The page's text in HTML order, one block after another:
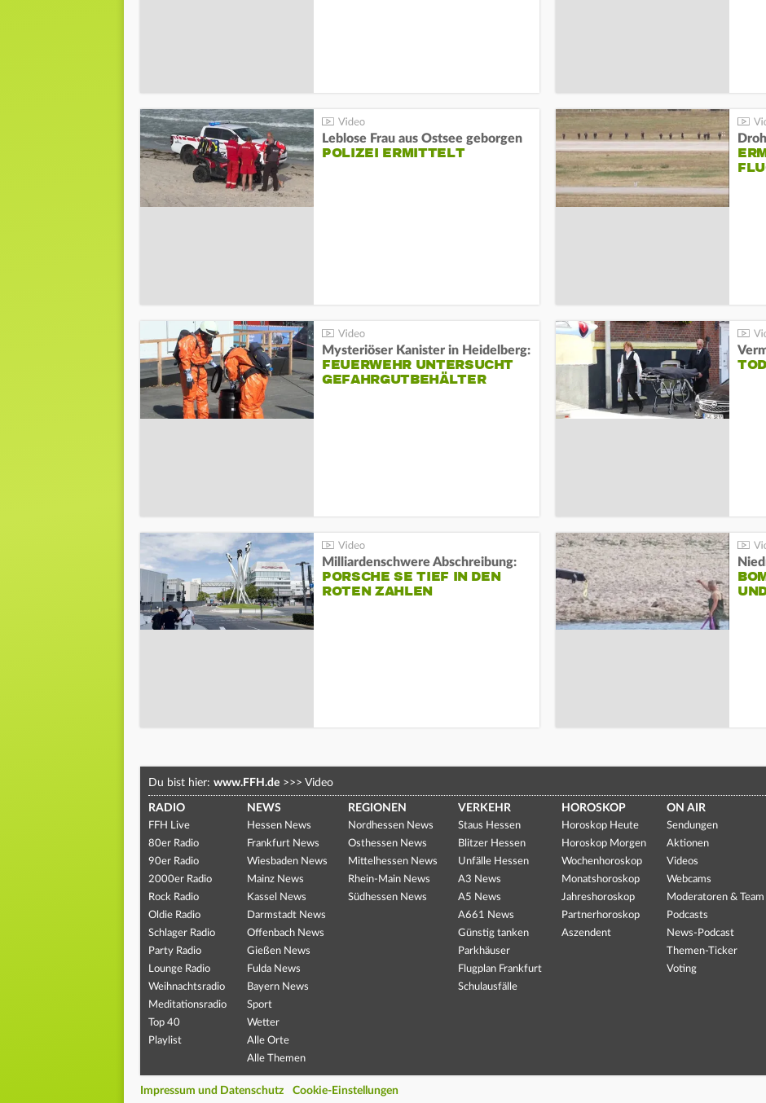
Leblose Frau aus Ostsee geborgen
POLIZEI ERMITTELT
Mysteriöser Kanister in Heidelberg:
FEUERWEHR UNTERSUCHT
GEFAHRGUTBEHÄLTER
Milliardenschwere Abschreibung:
PORSCHE SE TIEF IN DEN
ROTEN ZAHLEN
Du bist hier: www.FFH.de >>> Video
RADIO
FFH Live
80er Radio
90er Radio
2000er Radio
Rock Radio
Oldie Radio
Schlager Radio
Party Radio
Lounge Radio
Weihnachtsradio
Meditationsradio
Top 40
Playlist
NEWS
Hessen News
Frankfurt News
Wiesbaden News
Mainz News
Kassel News
Darmstadt News
Offenbach News
Gießen News
Fulda News
Bayern News
Sport
Wetter
Alle Orte
Alle Themen
REGIONEN
Nordhessen News
Osthessen News
Mittelhessen News
Rhein-Main News
Südhessen News
VERKEHR
Staus Hessen
Blitzer Hessen
Unfälle Hessen
A3 News
A5 News
A661 News
Günstig tanken
Parkhäuser
Flugplan Frankfurt
Schulausfälle
HOROSKOP
Horoskop Heute
Horoskop Morgen
Wochenhoroskop
Monatshoroskop
Jahreshoroskop
Partnerhoroskop
Aszendent
ON AIR
Sendungen
Aktionen
Videos
Webcams
Moderatoren & Team
Podcasts
News-Podcast
Themen-Ticker
Voting
Impressum und Datenschutz Cookie-Einstellungen